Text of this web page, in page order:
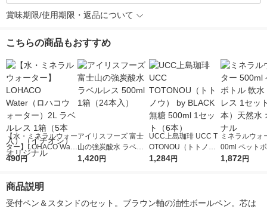
賞味期限/使用期限・返品について
こちらの商品もおすすめ
【水・ミネラルウォー
ター】LOHACO Wate
r（ロハコウォータ
シ） オリジナル
490円
アイリスフーズ 富士
山の強炭酸水 ラベル
レス 500ml 1箱（24
1,420円
UCC上島珈琲 UCC T
OTONOU（トトノ
ウ） by BLACK無糖 5
1,284円
ミネラルウォ
00ml ペット
水 ラベルレ
1,872円
商品説明
受付ペン＆スタンドのセット。ブラウン軸の油性ボールペン。芯は